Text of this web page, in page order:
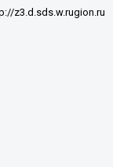
z3.d.sds.w.rugion.ru